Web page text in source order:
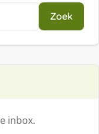
Zoek
inbox.